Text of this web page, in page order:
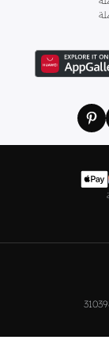
كافة القطع الأساسية.
والبيجامات من علامات
تضم كل ما تحتاجينه،
لتكون دائمًا في أبهى
برفقة أصدقائك
مع مجموعة متنوعة من